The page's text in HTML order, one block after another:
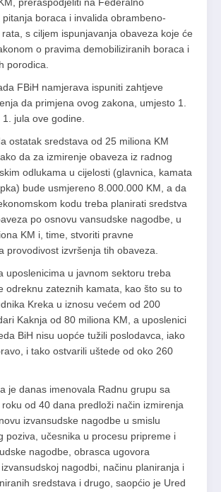
pitanja boraca i invalida obrambeno-
s ciljem ispunjavanja obaveza koje će
o pravima demobiliziranih boraca i
porodica.
FBiH namjerava ispuniti zahtjeve
da primjena ovog zakona, umjesto 1.
jula ove godine.
ostatak sredstava od 25 miliona KM
da za izmirenje obaveza iz radnog
odlukama u cijelosti (glavnica, kamata
bude usmjereno 8.000.000 KM, a da
kodu treba planirati sredstva
po osnovu vansudske nagodbe, u
KM i, time, stvoriti pravne
provodivost izvršenja tih obaveza.
uposlenicima u javnom sektoru treba
odreknu zateznih kamata, kao što su to
Kreka u iznosu većem od 200
Kaknja od 80 miliona KM, a uposlenici
BiH nisu uopće tužili poslodavca, iako
i tako ostvarili uštede od oko 260
je danas imenovala Radnu grupu sa
od 40 dana predloži način izmirenja
izvansudske nagodbe u smislu
poziva, učesnika u procesu pripreme i
nagodbe, obrasca ugovora
nagodbi, načinu planiranja i
sredstava i drugo, saopćio je Ured